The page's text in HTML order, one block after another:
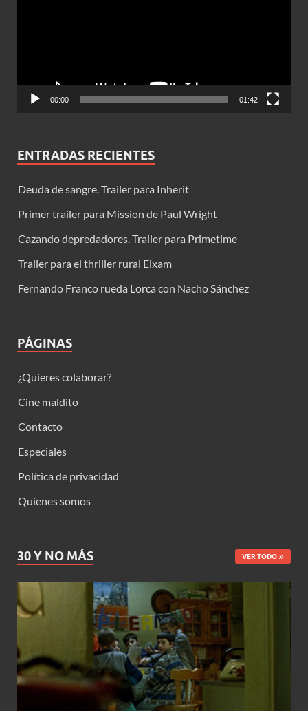
00:00 01:42
ENTRADAS RECIENTES
Deuda de sangre. Trailer para Inherit
Primer trailer para Mission de Paul Wright
Cazando depredadores. Trailer para Primetime
Trailer para el thriller rural Eixam
Fernando Franco rueda Lorca con Nacho Sánchez
PÁGINAS
¿Quieres colaborar?
Cine maldito
Contacto
Especiales
Política de privacidad
Quienes somos
30 Y NO MÁS VER TODO